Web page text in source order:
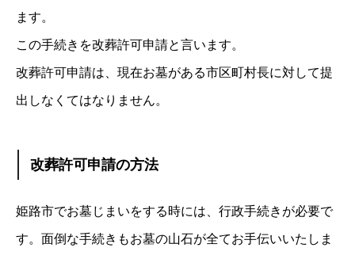
ます。
この手続きを改葬許可申請と言います。
改葬許可申請は、現在お墓がある市区町村長に対して提
出しなくてはなりません。
改葬許可申請の方法
姫路市でお墓じまいをする時には、行政手続きが必要で
す。面倒な手続きもお墓の山石が全てお手伝いいたしま